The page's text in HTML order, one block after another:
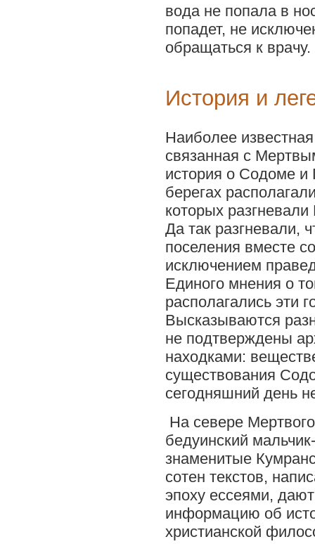
вода не попала в
попадет, не
обращаться к врачу.
История и
Наиболее
связанная с
история о Содоме и
берегах
которых
Да так разгневали,
поселения вместе
исключением
Единого мнения о
располагались эти
Высказываются
не подтверждены
находками:
существования
сегодняшний день
На севере
бедуинский
знаменитые
сотен текстов,
эпоху ессеями,
информацию об
христианской